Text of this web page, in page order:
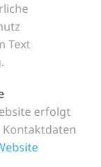
Text
erfolgt
Kontaktdaten